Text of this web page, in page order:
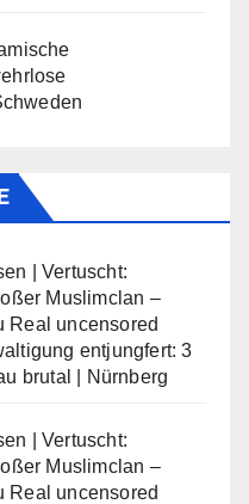
| Vertuscht:
Muslimclan –
Real uncensored
entjungfert: 3
brutal | Nürnberg
| Vertuscht:
Muslimclan –
Real uncensored